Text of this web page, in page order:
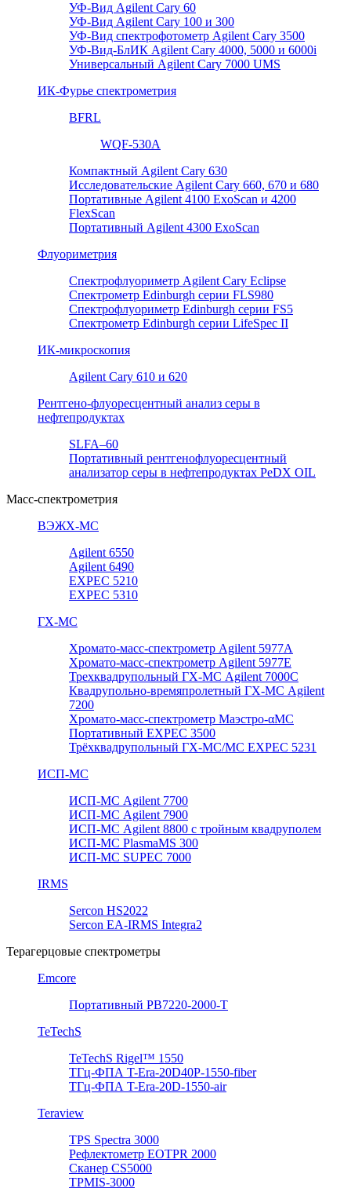
УФ-Вид Agilent Cary 60
УФ-Вид Agilent Cary 100 и 300
УФ-Вид спектрофотометр Agilent Cary 3500
УФ-Вид-БлИК Agilent Cary 4000, 5000 и 6000i
Универсальный Agilent Cary 7000 UMS
ИК-Фурье спектрометрия
BFRL
WQF-530A
Компактный Agilent Cary 630
Исследовательские Agilent Cary 660, 670 и 680
Портативные Agilent 4100 ExoScan и 4200
FlexScan
Портативный Agilent 4300 ExoScan
Флуориметрия
Спектрофлуориметр Agilent Cary Eclipse
Спектрометр Edinburgh серии FLS980
Спектрофлуориметр Edinburgh серии FS5
Спектрометр Edinburgh серии LifeSpec II
ИК-микроскопия
Agilent Cary 610 и 620
Рентгено-флуоресцентный анализ серы в
нефтепродуктах
SLFA–60
Портативный рентгенофлуоресцентный
анализатор серы в нефтепродуктах PeDX OIL
Масс-спектрометрия
ВЭЖХ-МС
Agilent 6550
Agilent 6490
EXPEC 5210
EXPEC 5310
ГХ-МС
Хромато-масс-спектрометр Agilent 5977А
Хромато-масс-спектрометр Agilent 5977E
Трехквадрупольный ГХ-МС Agilent 7000C
Квадрупольно-времяпролетный ГХ-МС Agilent
7200
Хромато-масс-спектрометр Маэстро-αМС
Портативный EXPEC 3500
Трёхквадрупольный ГХ-МС/МС EXPEC 5231
ИСП-МС
ИСП-МС Agilent 7700
ИСП-МС Agilent 7900
ИСП-МС Agilent 8800 с тройным квадруполем
ИСП-МС PlasmaMS 300
ИСП-МС SUPEC 7000
IRMS
Sercon HS2022
Sercon EA-IRMS Integra2
Терагерцовые спектрометры
Emcore
Портативный PB7220-2000-T
TeTechS
TeTechS Rigel™ 1550
ТГц-ФПА T-Era-20D40P-1550-fiber
ТГц-ФПА T-Era-20D-1550-air
Teraview
TPS Spectra 3000
Рефлектометр EOTPR 2000
Сканер CS5000
TPMIS-3000